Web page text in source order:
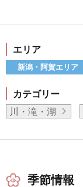
エリア
新潟・阿賀エリア
カテゴリー
川・滝・湖
季節情報